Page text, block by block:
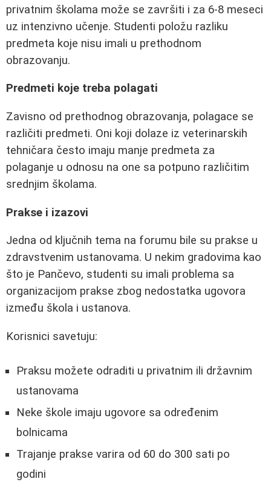
privatnim školama može se završiti i za 6-8 meseci
uz intenzivno učenje. Studenti položu razliku
predmeta koje nisu imali u prethodnom
obrazovanju.
Predmeti koje treba polagati
Zavisno od prethodnog obrazovanja, polagace se
različiti predmeti. Oni koji dolaze iz veterinarskih
tehničara često imaju manje predmeta za
polaganje u odnosu na one sa potpuno različitim
srednjim školama.
Prakse i izazovi
Jedna od ključnih tema na forumu bile su prakse u
zdravstvenim ustanovama. U nekim gradovima kao
što je Pančevo, studenti su imali problema sa
organizacijom prakse zbog nedostatka ugovora
između škola i ustanova.
Korisnici savetuju:
Praksu možete odraditi u privatnim ili državnim
ustanovama
Neke škole imaju ugovore sa određenim
bolnicama
Trajanje prakse varira od 60 do 300 sati po
godini